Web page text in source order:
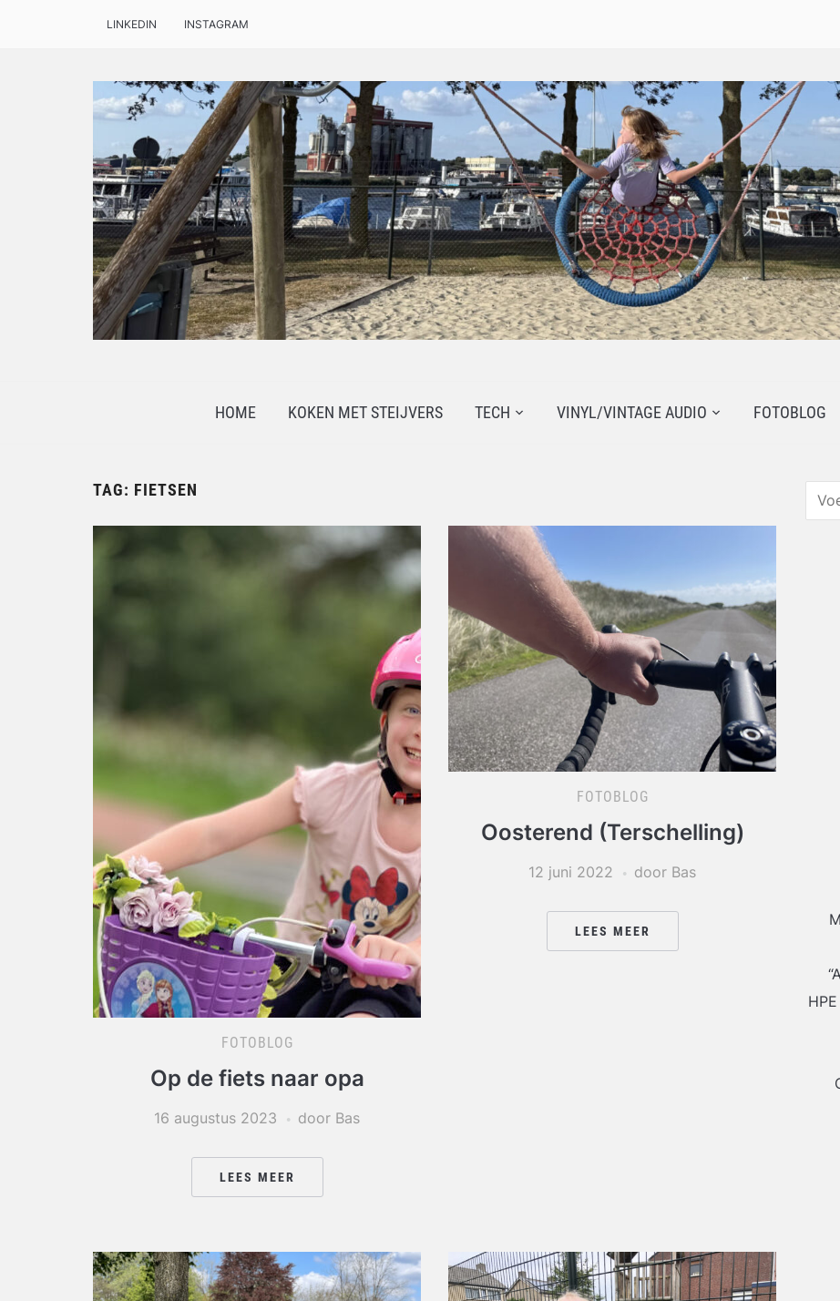
LINKEDIN INSTAGRAM
HOME KOKEN MET STEIJVERS TECH VINYL/VINTAGE AUDIO FOTOBLOG
TAG: FIETSEN
FOTOBLOG
Op de fiets naar opa
16 augustus 2023 door Bas
LEES MEER
FOTOBLOG
Oosterend (Terschelling)
12 juni 2022 door Bas
LEES MEER